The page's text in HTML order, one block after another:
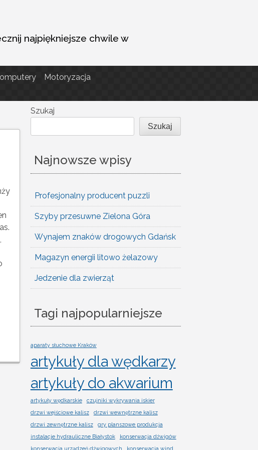
najpiękniejsze chwile w
Motoryzacja
Szukaj
Szukaj
Najnowsze wpisy
Profesjonalny producent puzzli
Szyby przesuwne Zielona Góra
Wynajem znaków drogowych Gdańsk
Magazyn energii litowo żelazowy
Jedzenie dla zwierząt
Tagi najpopularniejsze
aparaty słuchowe Kraków
artykuły dla wędkarzy
artykuły do akwarium
artykuły wędkarskie
czujniki wykrywania iskier
drzwi wejściowe kalisz
drzwi wewnętrzne kalisz
drzwi zewnętrzne kalisz
gry planszowe produkcja
instalacje hydrauliczne Białystok
konserwacja dźwigów
konserwacja urządzeń dźwigowych
konserwacja wind